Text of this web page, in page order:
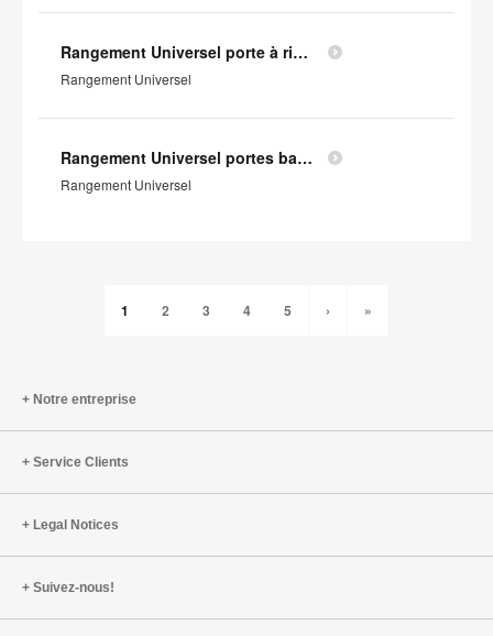
Rangement Universel porte à rideaux - Profil Environnemental Produit
Rangement Universel
Rangement Universel portes battantes - Profil Environnemental Produit
Rangement Universel
1 2 3 4 5 › »
Notre entreprise
Service Clients
Legal Notices
Suivez-nous!